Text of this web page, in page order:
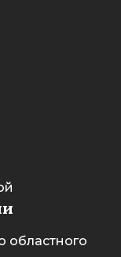
областного